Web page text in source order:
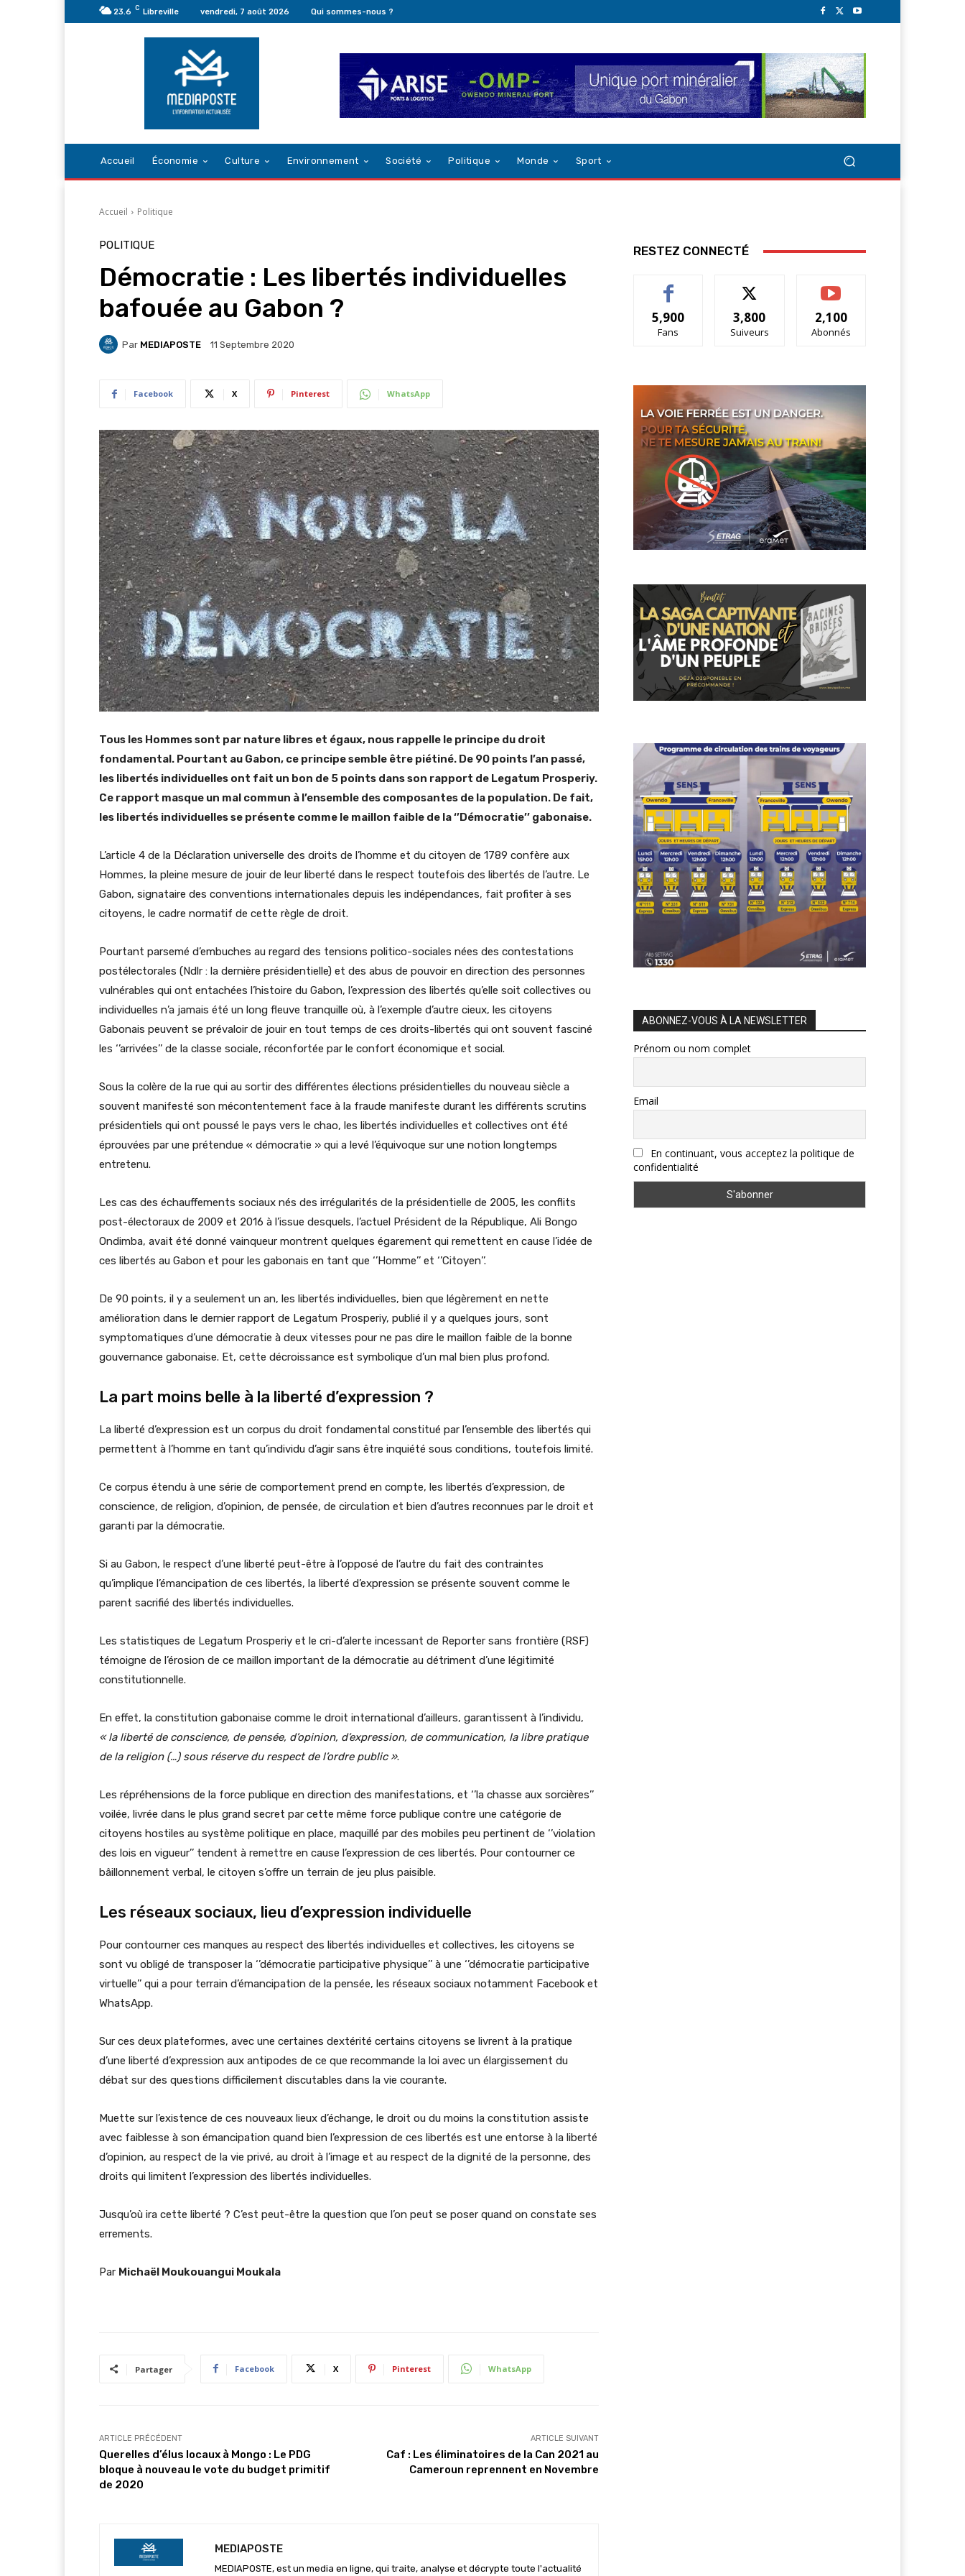
23.6 C Libreville vendredi, 7 août 2026 Qui sommes-nous ?
Accueil Économie Culture Environnement Société Politique Monde Sport
Accueil Politique
POLITIQUE
Démocratie : Les libertés individuelles
bafouée au Gabon ?
Par MEDIAPOSTE 11 Septembre 2020
Facebook X Pinterest WhatsApp
Tous les Hommes sont par nature libres et égaux, nous rappelle le principe du droit
fondamental. Pourtant au Gabon, ce principe semble être piétiné. De 90 points l’an passé,
les libertés individuelles ont fait un bon de 5 points dans son rapport de Legatum Prosperiy.
Ce rapport masque un mal commun à l’ensemble des composantes de la population. De fait,
les libertés individuelles se présente comme le maillon faible de la ‘’Démocratie’’ gabonaise.
L’article 4 de la Déclaration universelle des droits de l’homme et du citoyen de 1789 confère aux
Hommes, la pleine mesure de jouir de leur liberté dans le respect toutefois des libertés de l’autre. Le
Gabon, signataire des conventions internationales depuis les indépendances, fait profiter à ses
citoyens, le cadre normatif de cette règle de droit.
Pourtant parsemé d’embuches au regard des tensions politico-sociales nées des contestations
postélectorales (Ndlr : la dernière présidentielle) et des abus de pouvoir en direction des personnes
vulnérables qui ont entachées l’histoire du Gabon, l’expression des libertés qu’elle soit collectives ou
individuelles n’a jamais été un long fleuve tranquille où, à l’exemple d’autre cieux, les citoyens
Gabonais peuvent se prévaloir de jouir en tout temps de ces droits-libertés qui ont souvent fasciné
les ‘’arrivées’’ de la classe sociale, réconfortée par le confort économique et social.
Sous la colère de la rue qui au sortir des différentes élections présidentielles du nouveau siècle a
souvent manifesté son mécontentement face à la fraude manifeste durant les différents scrutins
présidentiels qui ont poussé le pays vers le chao, les libertés individuelles et collectives ont été
éprouvées par une prétendue « démocratie » qui a levé l’équivoque sur une notion longtemps
entretenu.
Les cas des échauffements sociaux nés des irrégularités de la présidentielle de 2005, les conflits
post-électoraux de 2009 et 2016 à l’issue desquels, l’actuel Président de la République, Ali Bongo
Ondimba, avait été donné vainqueur montrent quelques égarement qui remettent en cause l’idée de
ces libertés au Gabon et pour les gabonais en tant que ‘’Homme’’ et ‘’Citoyen’’.
De 90 points, il y a seulement un an, les libertés individuelles, bien que légèrement en nette
amélioration dans le dernier rapport de Legatum Prosperiy, publié il y a quelques jours, sont
symptomatiques d’une démocratie à deux vitesses pour ne pas dire le maillon faible de la bonne
gouvernance gabonaise. Et, cette décroissance est symbolique d’un mal bien plus profond.
La part moins belle à la liberté d’expression ?
La liberté d’expression est un corpus du droit fondamental constitué par l’ensemble des libertés qui
permettent à l’homme en tant qu’individu d’agir sans être inquiété sous conditions, toutefois limité.
Ce corpus étendu à une série de comportement prend en compte, les libertés d’expression, de
conscience, de religion, d’opinion, de pensée, de circulation et bien d’autres reconnues par le droit et
garanti par la démocratie.
Si au Gabon, le respect d’une liberté peut-être à l’opposé de l’autre du fait des contraintes
qu’implique l’émancipation de ces libertés, la liberté d’expression se présente souvent comme le
parent sacrifié des libertés individuelles.
Les statistiques de Legatum Prosperiy et le cri-d’alerte incessant de Reporter sans frontière (RSF)
témoigne de l’érosion de ce maillon important de la démocratie au détriment d’une légitimité
constitutionnelle.
En effet, la constitution gabonaise comme le droit international d’ailleurs, garantissent à l’individu,
« la liberté de conscience, de pensée, d’opinion, d’expression, de communication, la libre pratique
de la religion (…) sous réserve du respect de l’ordre public ».
Les répréhensions de la force publique en direction des manifestations, et ‘’la chasse aux sorcières’’
voilée, livrée dans le plus grand secret par cette même force publique contre une catégorie de
citoyens hostiles au système politique en place, maquillé par des mobiles peu pertinent de ‘’violation
des lois en vigueur’’ tendent à remettre en cause l’expression de ces libertés. Pour contourner ce
bâillonnement verbal, le citoyen s’offre un terrain de jeu plus paisible.
Les réseaux sociaux, lieu d’expression individuelle
Pour contourner ces manques au respect des libertés individuelles et collectives, les citoyens se
sont vu obligé de transposer la ‘’démocratie participative physique’’ à une ‘’démocratie participative
virtuelle’’ qui a pour terrain d’émancipation de la pensée, les réseaux sociaux notamment Facebook et
WhatsApp.
Sur ces deux plateformes, avec une certaines dextérité certains citoyens se livrent à la pratique
d’une liberté d’expression aux antipodes de ce que recommande la loi avec un élargissement du
débat sur des questions difficilement discutables dans la vie courante.
Muette sur l’existence de ces nouveaux lieux d’échange, le droit ou du moins la constitution assiste
avec faiblesse à son émancipation quand bien l’expression de ces libertés est une entorse à la liberté
d’opinion, au respect de la vie privé, au droit à l’image et au respect de la dignité de la personne, des
droits qui limitent l’expression des libertés individuelles.
Jusqu’où ira cette liberté ? C’est peut-être la question que l’on peut se poser quand on constate ses
errements.
Par Michaël Moukouangui Moukala
Partager Facebook X Pinterest WhatsApp
ARTICLE PRÉCÉDENT
Querelles d’élus locaux à Mongo : Le PDG
bloque à nouveau le vote du budget primitif
de 2020
ARTICLE SUIVANT
Caf : Les éliminatoires de la Can 2021 au
Cameroun reprennent en Novembre
MEDIAPOSTE
MEDIAPOSTE, est un media en ligne, qui traite, analyse et décrypte toute l'actualité
RESTEZ CONNECTÉ
5,900
Fans
3,800
Suiveurs
2,100
Abonnés
ABONNEZ-VOUS À LA NEWSLETTER
Prénom ou nom complet
Email
En continuant, vous acceptez la politique de
confidentialité